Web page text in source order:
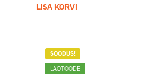
LISA KORVI
SOODUS!
LAOTOODE